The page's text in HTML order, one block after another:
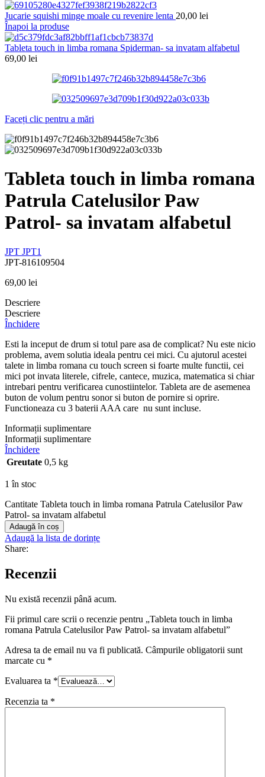
Jucarie squishi minge moale cu revenire lenta 20,00 lei
Înapoi la produse
Tableta touch in limba romana Spiderman- sa invatam alfabetul
69,00 lei
Faceți clic pentru a mări
Tableta touch in limba romana
Patrula Catelusilor Paw
Patrol- sa invatam alfabetul
JPT JPT1
JPT-816109504
69,00 lei
Descriere
Descriere
Închidere
Esti la inceput de drum si totul pare asa de complicat? Nu este nicio
problema, avem solutia ideala pentru cei mici. Cu ajutorul acestei
talete in limba romana cu touch screen si foarte multe functii, cei
mici pot invata literele, cifrele, cantece, muzica, matematica si chiar
intrebari pentru verificarea cunostiintelor. Tableta are de asemenea
buton de volum pentru sonor si buton de pornire si oprire.
Functioneaza cu 3 baterii AAA care nu sunt incluse.
Informații suplimentare
Informații suplimentare
Închidere
Greutate 0,5 kg
1 în stoc
Cantitate Tableta touch in limba romana Patrula Catelusilor Paw
Patrol- sa invatam alfabetul
Adaugă în coș
Adaugă la lista de dorințe
Share:
Recenzii
Nu există recenzii până acum.
Fii primul care scrii o recenzie pentru „Tableta touch in limba
romana Patrula Catelusilor Paw Patrol- sa invatam alfabetul”
Adresa ta de email nu va fi publicată. Câmpurile obligatorii sunt
marcate cu *
Evaluarea ta *
Recenzia ta *